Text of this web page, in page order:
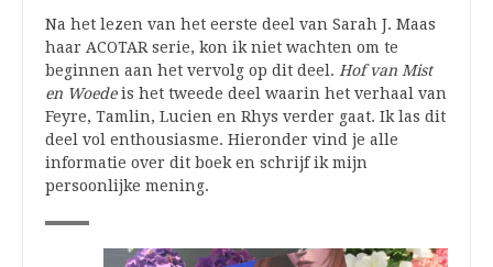
Na het lezen van het eerste deel van Sarah J. Maas
haar ACOTAR serie, kon ik niet wachten om te
beginnen aan het vervolg op dit deel. Hof van Mist
en Woedeis het tweede deel waarin het verhaal van
Feyre, Tamlin, Lucien en Rhys verder gaat. Ik las dit
deel vol enthousiasme. Hieronder vind je alle
informatie over dit boek en schrijf ik mijn
persoonlijke mening.